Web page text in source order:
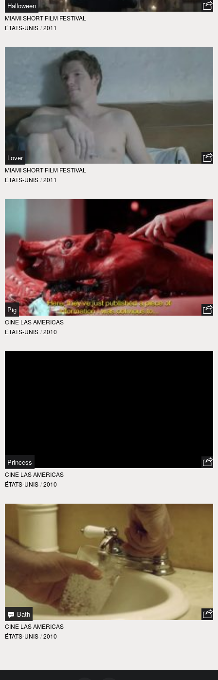
Halloween
MIAMI SHORT FILM FESTIVAL
ÉTATS-UNIS / 2011
Lover
MIAMI SHORT FILM FESTIVAL
ÉTATS-UNIS / 2011
Pig
CINE LAS AMERICAS
ÉTATS-UNIS / 2010
Princess
CINE LAS AMERICAS
ÉTATS-UNIS / 2010
Bath
CINE LAS AMERICAS
ÉTATS-UNIS / 2010